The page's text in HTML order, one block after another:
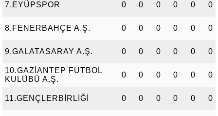
7.EYÜPSPOR 0 0 0 0 0 0
8.FENERBAHÇE A.Ş. 0 0 0 0 0 0
9.GALATASARAY A.Ş. 0 0 0 0 0 0
10.GAZİANTEP FUTBOL
KULÜBÜ A.Ş.
0 0 0 0 0 0
11.GENÇLERBİRLİĞİ 0 0 0 0 0 0